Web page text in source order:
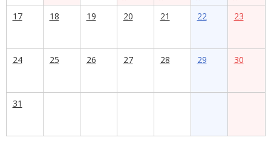
17
18 19 20 21 22 23
24 25 26 27 28 29 30
31